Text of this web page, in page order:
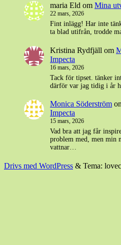
maria Eld om Mina
22 mars, 2026
Fint inlägg! Har inte
ta blad utifrån, trodde
Kristina Rydfjäll om
Impecta
16 mars, 2026
Tack för tipset. tänker
därför var jag tidig i år
Monica Söderström
Impecta
15 mars, 2026
Vad bra att jag får
problem med, men min
vattnar…
Drivs med WordPress & Tema: